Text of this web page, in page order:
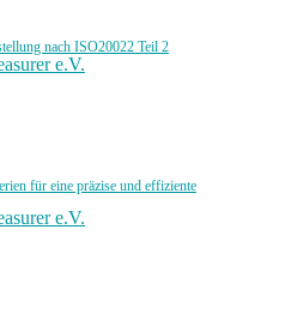
nach ISO20022 Teil 2
e.V.
für eine präzise und effiziente
e.V.